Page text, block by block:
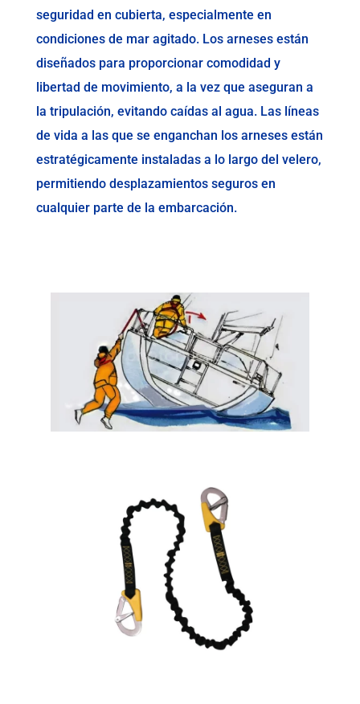
seguridad en cubierta, especialmente en
condiciones de mar agitado. Los arneses están
diseñados para proporcionar comodidad y
libertad de movimiento, a la vez que aseguran a
la tripulación, evitando caídas al agua. Las líneas
de vida a las que se enganchan los arneses están
estratégicamente instaladas a lo largo del velero,
permitiendo desplazamientos seguros en
cualquier parte de la embarcación.